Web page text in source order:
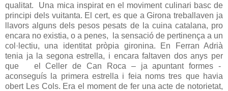
qualitat.
Una mica inspirat en el moviment culinari basc de
principi dels vuitanta. El cert, es que a Girona treballaven ja
llavors alguns dels pesos pesats de la cuina catalana, pro
encara no existia, o a penes,
la sensació de pertinença a un
col·lectiu, una identitat pròpia gironina. En Ferran Adrià
tenia ja la segona estrella, i encara faltaven dos anys per
que
el Celler de Can Roca – ja apuntant formes -
aconseguís la primera estrella i feia noms tres que havia
obert Les Cols. Era el moment de fer una acte de notorietat,